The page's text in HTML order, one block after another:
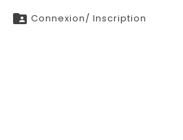
 Connexion/ Inscription